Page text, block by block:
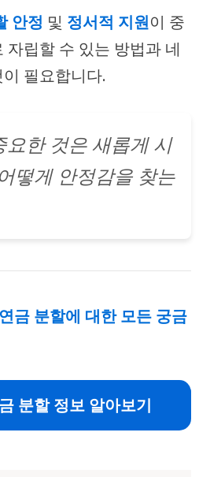
안정 및 정서적 지원이 중
립할 수 있는 방법과 네
필요합니다.
요한 것은 새롭게 시
떻게 안정감을 찾는
금 분할에 대한 모든 궁금
분할 정보 알아보기